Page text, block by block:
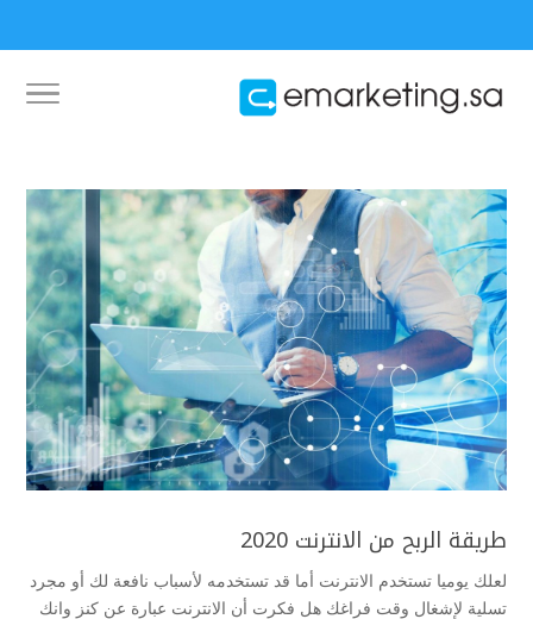
طريقة الربح من الانترنت 2020
لعلك يوميا تستخدم الانترنت أما قد تستخدمه لأسباب نافعة لك أو مجرد
تسلية لإشغال وقت فراغك هل فكرت أن الانترنت عبارة عن كنز وانك